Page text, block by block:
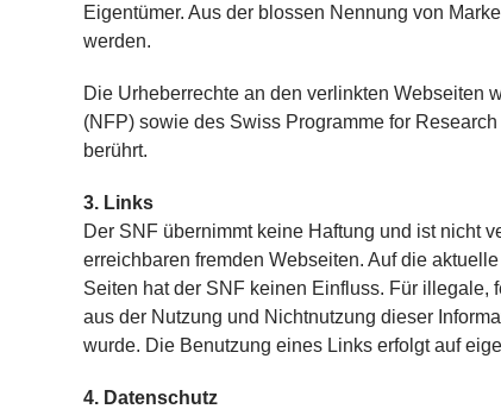
Eigentümer. Aus der blossen Nennung von
werden.
Die Urheberrechte an den verlinkten Webseiten
(NFP) sowie des Swiss Programme for
berührt.
3. Links
Der SNF übernimmt keine Haftung und ist nicht
erreichbaren fremden Webseiten. Auf die
Seiten hat der SNF keinen Einfluss. Für
aus der Nutzung und Nichtnutzung dieser
wurde. Die Benutzung eines Links erfolgt auf
4. Datenschutz